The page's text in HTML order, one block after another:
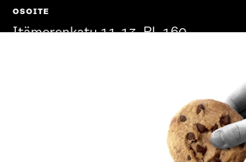
OSOITE
Itämerenkatu 11-13, PL 160,